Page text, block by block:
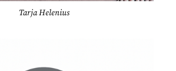
Tarja Helenius